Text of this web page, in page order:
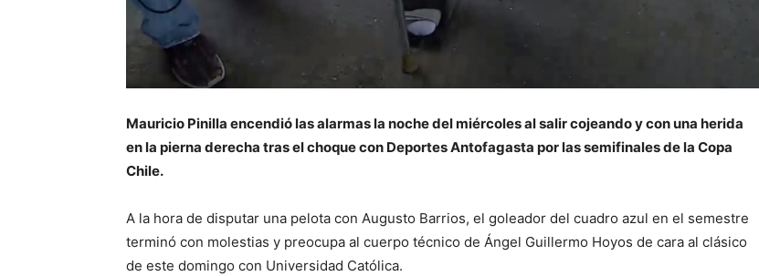
Mauricio Pinilla encendió las alarmas la noche del miércoles al salir cojeando y con una herida
en la pierna derecha tras el choque con Deportes Antofagasta por las semifinales de la Copa
Chile.
A la hora de disputar una pelota con Augusto Barrios, el goleador del cuadro azul en el semestre
terminó con molestias y preocupa al cuerpo técnico de Ángel Guillermo Hoyos de cara al clásico
de este domingo con Universidad Católica.